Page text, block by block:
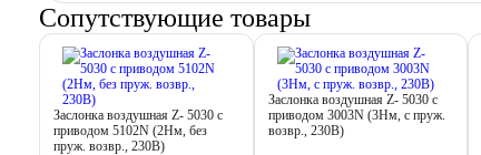
Сопутствующие товары
Заслонка воздушная Z- 5030 с
приводом 5102N (2Нм, без
пруж. возвр., 230В)
Заслонка воздушная Z- 5030 с
приводом 3003N (3Нм, c пруж.
возвр., 230В)